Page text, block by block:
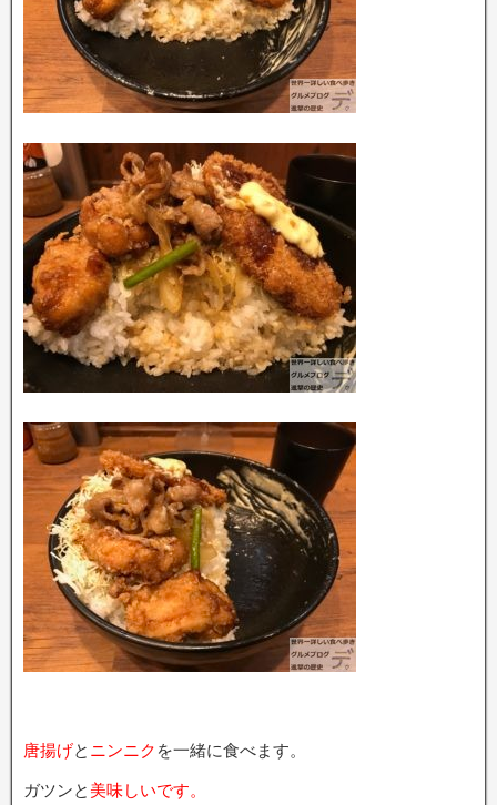
唐揚げと ニンニク を一緒に食べます。
ガツンと 美味しいです。